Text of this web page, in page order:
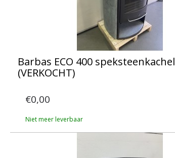
Barbas ECO 400 speksteenkachel
(VERKOCHT)
€0,00
Niet meer leverbaar